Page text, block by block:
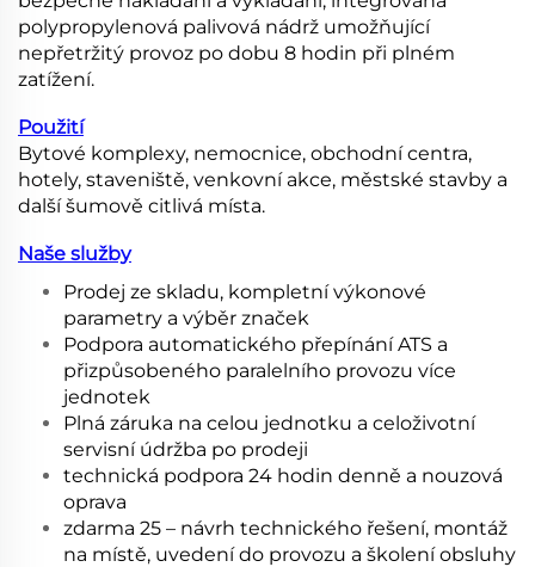
polypropylenová palivová nádrž umožňující
nepřetržitý provoz po dobu 8 hodin při plném
zatížení.
Použití
Bytové komplexy, nemocnice, obchodní centra,
hotely, staveniště, venkovní akce, městské stavby a
další šumově citlivá místa.
Naše služby
Prodej ze skladu, kompletní výkonové
parametry a výběr značek
Podpora automatického přepínání ATS a
přizpůsobeného paralelního provozu více
jednotek
Plná záruka na celou jednotku a celoživotní
servisní údržba po prodeji
technická podpora 24 hodin denně a nouzová
oprava
zdarma 25 – návrh technického řešení, montáž
na místě, uvedení do provozu a školení obsluhy